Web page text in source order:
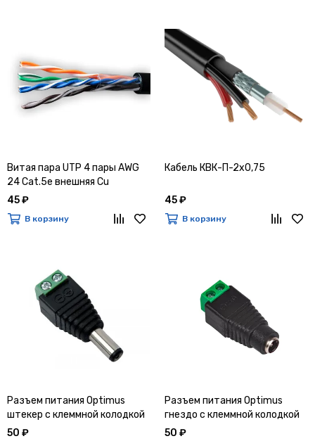
Витая пара UTP 4 пары AWG
24 Cat.5e внешняя Cu
Premium
45 ₽
В корзину
Кабель КВК-П-2х0,75
45 ₽
В корзину
Разъем питания Optimus
штекер с клеммной колодкой
50 ₽
Разъем питания Optimus
гнездо с клеммной колодкой
50 ₽